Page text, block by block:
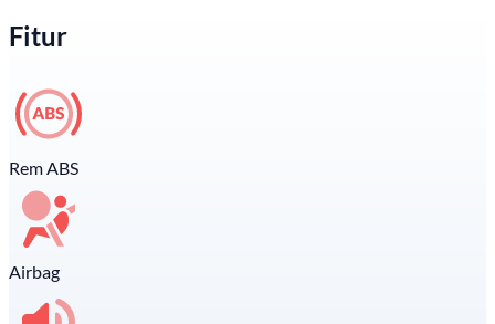
Fitur
Rem ABS
Airbag